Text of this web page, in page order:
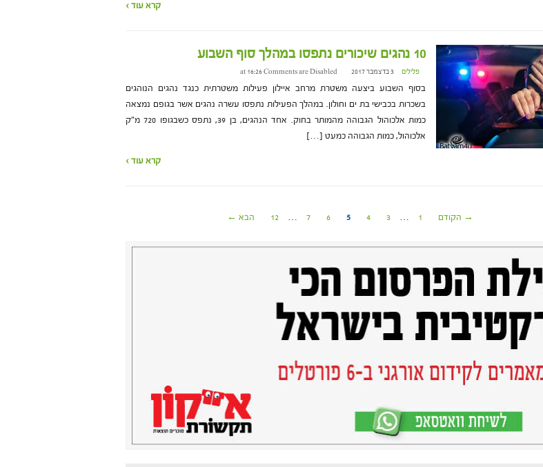
קרא עוד ›
10 נהגים שיכורים נתפסו במהלך סוף השבוע
פלילים 3 בדצמבר 2017 at 16:26 Comments are Disabled
בסוף השבוע ביצעה משטרת מרחב איילון פעילות משטרתית כנגד נהגים הנוהגים
בשכרות בכבישי בת ים וחולון. במהלך הפעילות נתפסו עשרה נהגים אשר בגופם נמצאה
כמות אלכוהול הגבוהה מהמותר בחוק. אחד הנהגים, בן 39, נתפס כשבגופו 720 מ"ק
אלכוהול, כמות הגבוהה כמעט […]
קרא עוד ›
→ הקודם 1
…
3
4
5
6
7
…
12 הבא ←